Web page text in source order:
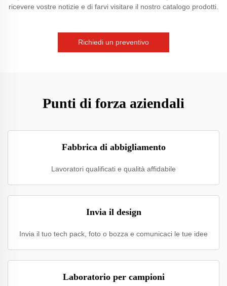
ricevere vostre notizie e di farvi visitare il nostro catalogo prodotti.
Richiedi un preventivo
Punti di forza aziendali
Fabbrica di abbigliamento
Lavoratori qualificati e qualità affidabile
Invia il design
Invia il tuo tech pack, foto o bozza e comunicaci le tue idee
Laboratorio per campioni